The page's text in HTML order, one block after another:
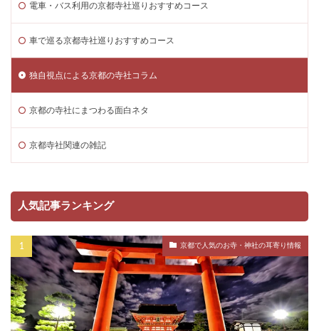
電車・バス利用の京都寺社巡りおすすめコース
車で巡る京都寺社巡りおすすめコース
独自視点による京都の寺社コラム
京都の寺社にまつわる面白ネタ
京都寺社関連の雑記
人気記事ランキング
京都で人気のお寺・神社の耳寄り情報